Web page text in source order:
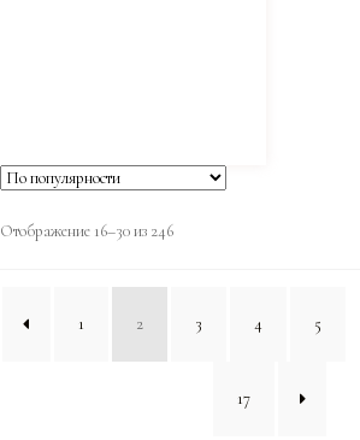
Отображение 16–30 из 246
1 2 3 4 5
17